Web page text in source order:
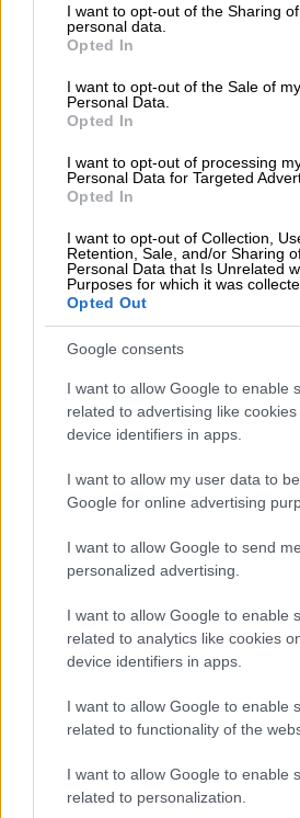
not limited to your visit or usage
grant or deny consent to Google and
use your data for below specified
consent section.
I want to opt-out of the Sharing
personal data.
Opted In
I want to opt-out of the Sale of my
Personal Data.
Opted In
I want to opt-out of processing
Personal Data for Targeted
Opted In
I want to opt-out of Collection,
Retention, Sale, and/or Sharing
Personal Data that Is Unrelated
Purposes for which it was
Opted Out
Google consents
I want to allow Google to enable
related to advertising like
device identifiers in apps.
I want to allow my user data to
Google for online advertising
I want to allow Google to send me
personalized advertising.
I want to allow Google to enable
related to analytics like cookies
device identifiers in apps.
I want to allow Google to enable
related to functionality of the
I want to allow Google to enable
related to personalization.
στο MEGA.
ΔΙΑΒΑΣΤΕ ΕΠΙΣΗΣ
Ελλάδα
«Έφερα τα πράγματα
και νόμιζα ότι θα
Κυριακής Γρίβα
Ελλάδα|31.01.2025 20:10
Νέα αποκάλυψη-σοκ
αγοράστηκαν 25.000
Εντοπίστηκαν οι
οδηγού ταξί